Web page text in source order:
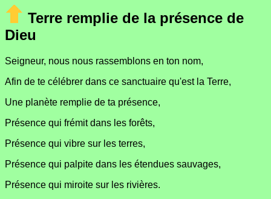
Terre remplie de la présence de
Dieu
Seigneur, nous nous rassemblons en ton nom,
Afin de te célébrer dans ce sanctuaire qu'est la Terre,
Une planète remplie de ta présence,
Présence qui frémit dans les forêts,
Présence qui vibre sur les terres,
Présence qui palpite dans les étendues sauvages,
Présence qui miroite sur les rivières.